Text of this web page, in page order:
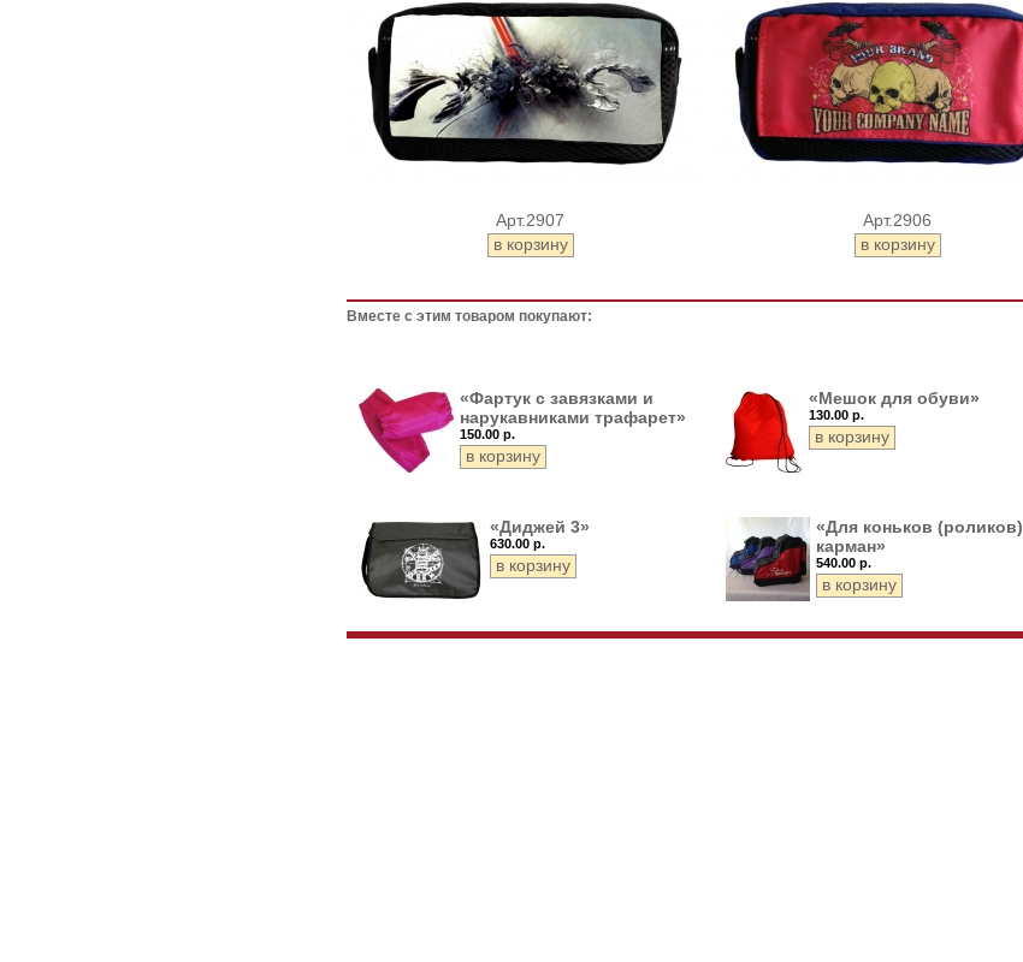
Арт.2907 Арт.2906
Вместе с этим товаром покупают:
«Фартук с завязками и
нарукавниками трафарет»
150.00 р.
«Мешок для обуви»
130.00 р.
«Диджей 3»
630.00 р.
«Для коньков (роликов)
карман»
540.00 р.